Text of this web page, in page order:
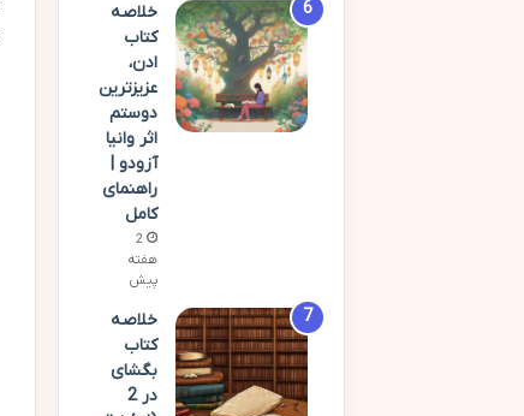
خلاصه
کتاب
ادن،
عزیزترین
دوستم
اثر وانیا
آزودو |
راهنمای
کامل
2
هفته
پیش
خلاصه
کتاب
بگشای
در 2